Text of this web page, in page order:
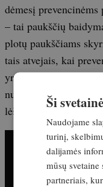
dėmesį
– tai paukščių
plotų paukščiams
tais atvejais, kai
yra nepakankamai
nuostoliai galėtų būti
lėšomis.“ Ši
Naudojame
turinį,
dalijamės
mūsų
partneriais,